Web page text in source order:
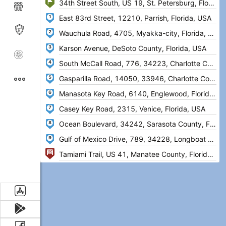
1
2
3
4
5
6
7
8
9